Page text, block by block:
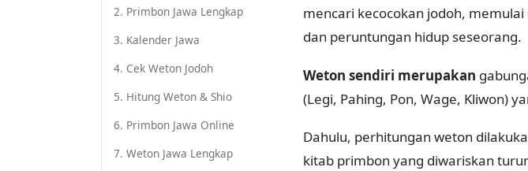
2. Primbon Jawa Lengkap
3. Kalender Jawa
4. Cek Weton Jodoh
5. Hitung Weton & Shio
6. Primbon Jawa Online
7. Weton Jawa Lengkap
mencari kecocokan jodoh,
dan peruntungan hidup seseorang.
Weton sendiri merupakan
(Legi, Pahing, Pon, Wage, Kliwon)
Dahulu, perhitungan weton
kitab primbon yang diwariskan